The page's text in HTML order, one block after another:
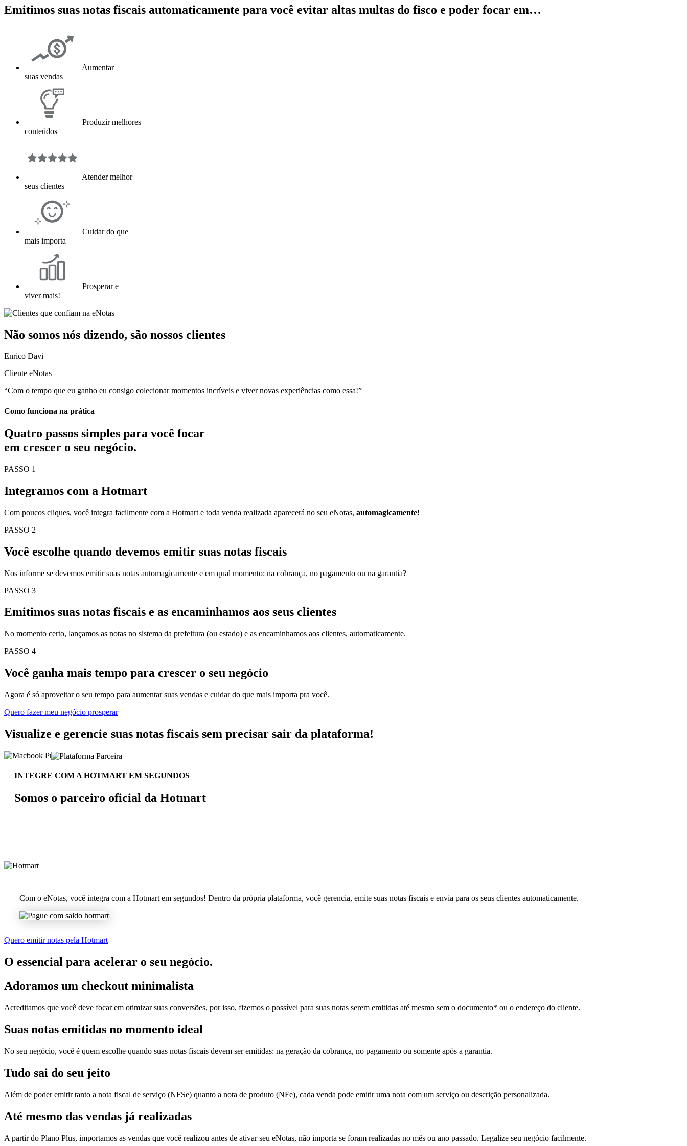
Emitimos suas notas fiscais automaticamente para você evitar altas multas do fisco e poder focar em…
Aumentar
suas vendas
Produzir melhores
conteúdos
Atender melhor
seus clientes
Cuidar do que
mais importa
Prosperar e
viver mais!
Não somos nós dizendo, são nossos clientes
Enrico Davi
Cliente eNotas
“Com o tempo que eu ganho eu consigo colecionar momentos incríveis e viver novas experiências como essa!”
Como funciona na prática
Quatro passos simples para você focar
em crescer o seu negócio.
PASSO 1
Integramos com a Hotmart
Com poucos cliques, você integra facilmente com a Hotmart e toda venda realizada aparecerá no seu eNotas, automagicamente!
PASSO 2
Você escolhe quando devemos emitir suas notas fiscais
Nos informe se devemos emitir suas notas automagicamente e em qual momento: na cobrança, no pagamento ou na garantia?
PASSO 3
Emitimos suas notas fiscais e as encaminhamos aos seus clientes
No momento certo, lançamos as notas no sistema da prefeitura (ou estado) e as encaminhamos aos clientes, automaticamente.
PASSO 4
Você ganha mais tempo para crescer o seu negócio
Agora é só aproveitar o seu tempo para aumentar suas vendas e cuidar do que mais importa pra você.
Quero fazer meu negócio prosperar
Visualize e gerencie suas notas fiscais sem precisar sair da plataforma!
INTEGRE COM A HOTMART EM SEGUNDOS
Somos o parceiro oficial da Hotmart
Com o eNotas, você integra com a Hotmart em segundos! Dentro da própria plataforma, você gerencia, emite suas notas fiscais e envia para os seus clientes automaticamente.
Quero emitir notas pela Hotmart
O essencial para acelerar o seu negócio.
Adoramos um checkout minimalista
Acreditamos que você deve focar em otimizar suas conversões, por isso, fizemos o possível para suas notas serem emitidas até mesmo sem o documento* ou o endereço do cliente.
Suas notas emitidas no momento ideal
No seu negócio, você é quem escolhe quando suas notas fiscais devem ser emitidas: na geração da cobrança, no pagamento ou somente após a garantia.
Tudo sai do seu jeito
Além de poder emitir tanto a nota fiscal de serviço (NFSe) quanto a nota de produto (NFe), cada venda pode emitir uma nota com um serviço ou descrição personalizada.
Até mesmo das vendas já realizadas
A partir do Plano Plus, importamos as vendas que você realizou antes de ativar seu eNotas, não importa se foram realizadas no mês ou ano passado. Legalize seu negócio facilmente.